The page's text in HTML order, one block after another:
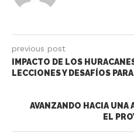
previous post
IMPACTO DE LOS
LECCIONES Y DESAFÍOS
AVANZANDO HACIA UNA
EL